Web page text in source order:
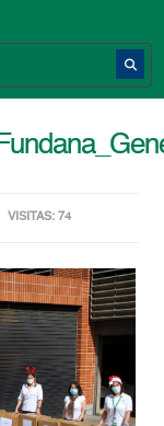
VISITAS: 74